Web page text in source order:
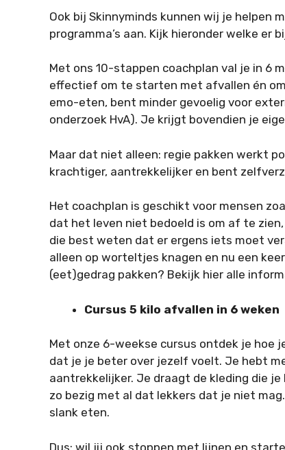
Ook bij Skinnyminds kunnen wij je helpen
programma’s aan. Kijk hieronder welke er
Met ons 10-stappen coachplan val je in 6
effectief om te starten met afvallen én
emo-eten, bent minder gevoelig voor
onderzoek HvA). Je krijgt bovendien je
Maar dat niet alleen: regie pakken werkt
krachtiger, aantrekkelijker en bent
Het coachplan is geschikt voor mensen
dat het leven niet bedoeld is om af te
die best weten dat er ergens iets moet
alleen op worteltjes knagen en nu een
(eet)gedrag pakken? Bekijk hier alle
Cursus 5 kilo afvallen in 6 weken
Met onze 6-weekse cursus ontdek je hoe
dat je je beter over jezelf voelt. Je hebt
aantrekkelijker. Je draagt de kleding die
zo bezig met al dat lekkers dat je niet
slank eten.
Dus: wil jij ook stoppen met lijnen en